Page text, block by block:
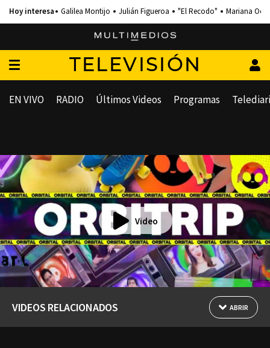
Galilea Montijo Julián Figueroa "El Recodo" Mariana
TELEVISIÓN
EN VIVO RADIO Últimos Videos Programas
Video
VIDEOS RELACIONADOS ABRIR